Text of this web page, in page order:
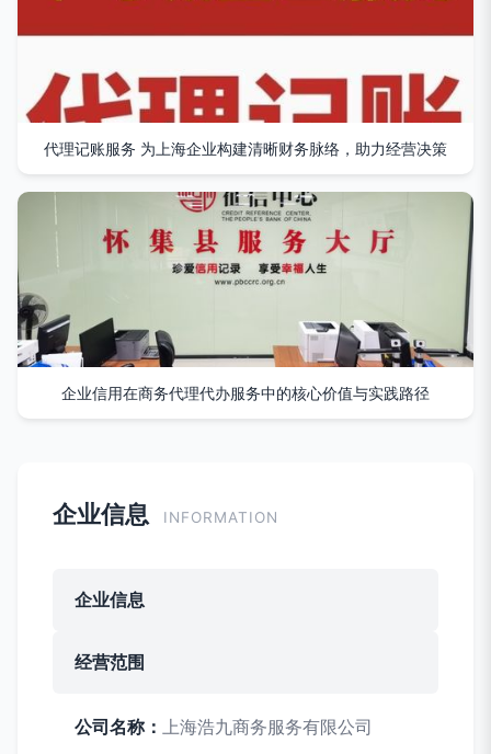
代理记账服务 为上海企业构建清晰财务脉络，助力经营决策
企业信用在商务代理代办服务中的核心价值与实践路径
企业信息 INFORMATION
企业信息
经营范围
公司名称： 上海浩九商务服务有限公司